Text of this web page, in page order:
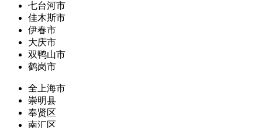
七台河市
佳木斯市
伊春市
大庆市
双鸭山市
鹤岗市
全上海市
崇明县
奉贤区
南汇区